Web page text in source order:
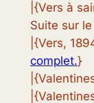
|{Vers à
Suite sur
|{Vers,
complet.}